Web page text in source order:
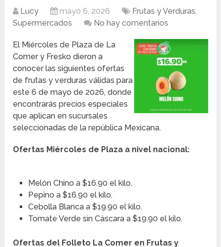
Lucy mayo 6, 2026 Frutas y Verduras,
Supermercados
No hay comentarios
El Miércoles de Plaza de La
Comer y Fresko dieron a
conocer las siguientes ofertas
de frutas y verduras válidas para
este 6 de mayo de 2026, donde
encontrarás precios especiales
que aplican en sucursales
seleccionadas de la república Mexicana.
Ofertas Miércoles de Plaza a nivel nacional:
Melón Chino a $16.90 el kilo.
Pepino a $16.90 el kilo.
Cebolla Blanca a $19.90 el kilo.
Tomate Verde sin Cáscara a $19.90 el kilo.
Ofertas del Folleto La Comer en Frutas y